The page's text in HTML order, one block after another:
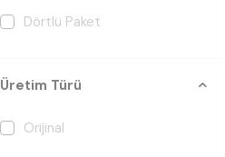
Dörtlü Paket
Üretim Türü
Orijinal